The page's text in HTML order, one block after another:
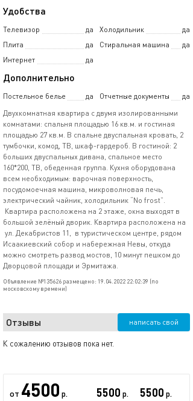
Удобства
Телевизор да Холодильник
да
Плита
да Стиральная машина
да
Интернет
да
Дополнительно
Постельное белье да Отчетные документы
да
Двухкомнатная квартира с двумя изолированными
комнатами: спальня площадью 16 кв.м. и гостиная
площадью 27 кв.м. В спальне двуспальная кровать, 2
тумбочки, комод, ТВ, шкаф-гардероб. В гостиной: 2
больших двуспальных дивана, спальное место
160*200, ТВ, обеденная группа. Кухня оборудована
всем необходимым: варочная поверхность,
посудомоечная машина, микроволновая печь,
электрический чайник, холодильник “No frost”.
Квартира расположена на 2 этаже, окна выходят в
большой зелёный дворик. Квартира расположена на
ул. Декабристов 11, в туристическом центре, рядом
Исаакиевский собор и набережная Невы, откуда
можно смотреть развод мостов, 10 минут пешком до
Дворцовой площади и Эрмитажа.
Объявление №135626 размещено: 19.04.2022 22:02:39 (по
московскому времени)
Отзывы написать свой
К сожалению отзывов пока нет.
от 4500 р.
5500 р.
5500 р.